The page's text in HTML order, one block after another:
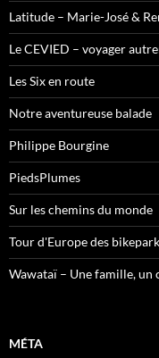
Latitude – Marie-José &
Le CEVIED – voyager
Les Six en route
Notre aventureuse balade
Philippe Bourgine
PiedsPlumes
Sur les chemins du monde
Tour d'Europe des
Wawataï – Une famille, un
MÉTA